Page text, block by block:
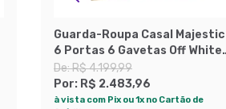
Guarda-Roupa Casal Majestic
6 Portas 6 Gavetas Off White
e Freijó
De:R$ 4.199,99
Por: R$ 2.483,96
à vista com Pix ou 1x no Cartão de